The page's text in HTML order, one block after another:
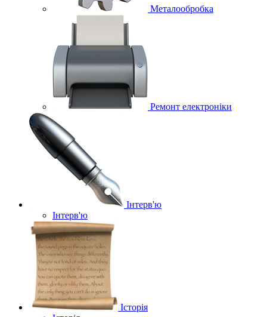
Металообробка
Ремонт електроніки
Інтерв'ю
Інтерв'ю
Історія